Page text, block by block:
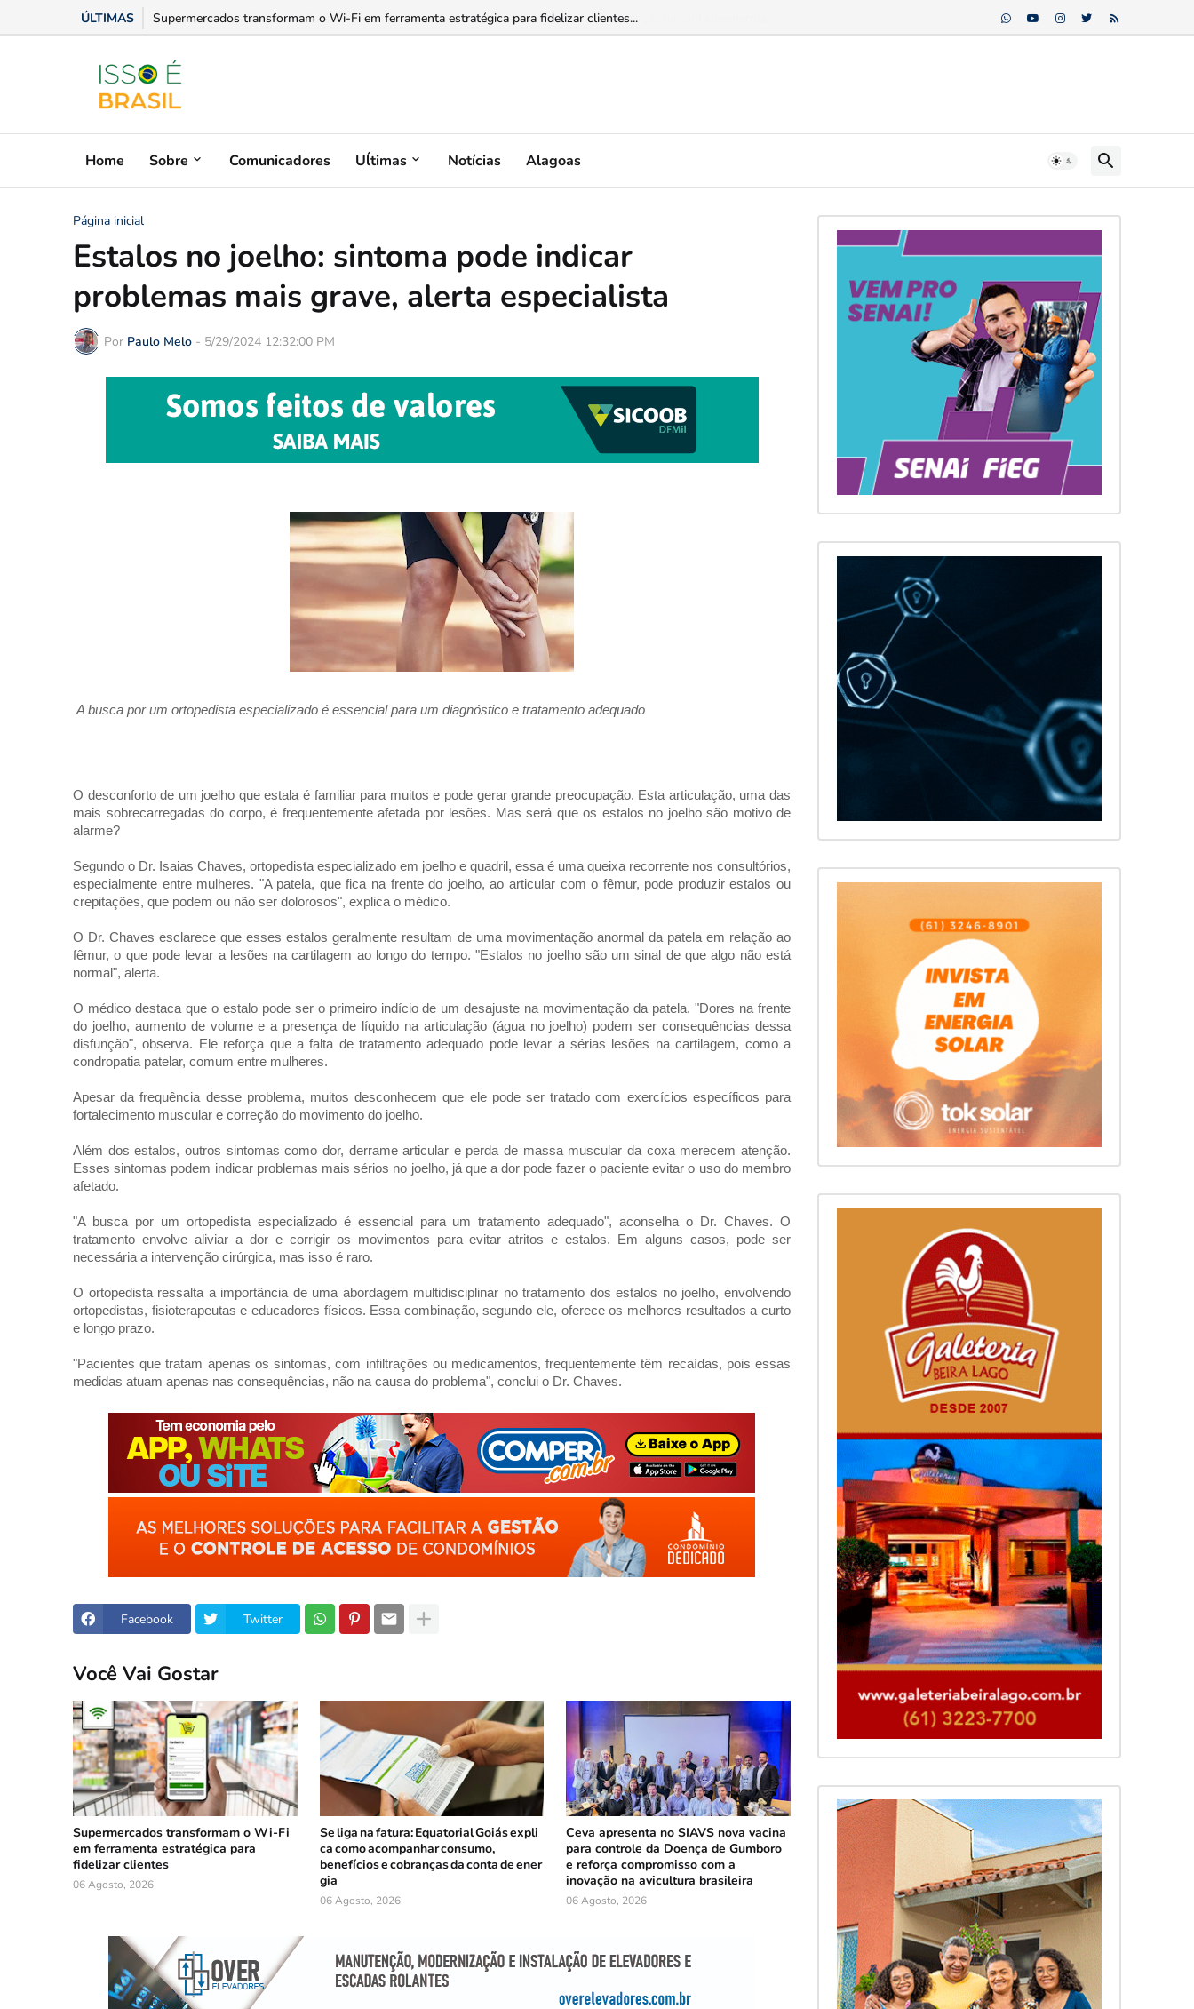
ÚLTIMAS Se liga na fatura: Equatorial Goiás explica como acompanhar consumo, benefícios e cobranças da conta de energia...
Home Sobre Comunicadores Uĺtimas Notícias Alagoas
Página inicial
Estalos no joelho: sintoma pode indicar
problemas mais grave, alerta especialista
Por Paulo Melo - 5/29/2024 12:32:00 PM
A busca por um ortopedista especializado é essencial para um diagnóstico e tratamento adequado
O desconforto de um joelho que estala é familiar para muitos e pode gerar grande preocupação. Esta articulação, uma das
mais sobrecarregadas do corpo, é frequentemente afetada por lesões. Mas será que os estalos no joelho são motivo de
alarme?
Segundo o Dr. Isaias Chaves, ortopedista especializado em joelho e quadril, essa é uma queixa recorrente nos consultórios,
especialmente entre mulheres. "A patela, que fica na frente do joelho, ao articular com o fêmur, pode produzir estalos ou
crepitações, que podem ou não ser dolorosos", explica o médico.
O Dr. Chaves esclarece que esses estalos geralmente resultam de uma movimentação anormal da patela em relação ao
fêmur, o que pode levar a lesões na cartilagem ao longo do tempo. "Estalos no joelho são um sinal de que algo não está
normal", alerta.
O médico destaca que o estalo pode ser o primeiro indício de um desajuste na movimentação da patela. "Dores na frente
do joelho, aumento de volume e a presença de líquido na articulação (água no joelho) podem ser consequências dessa
disfunção", observa. Ele reforça que a falta de tratamento adequado pode levar a sérias lesões na cartilagem, como a
condropatia patelar, comum entre mulheres.
Apesar da frequência desse problema, muitos desconhecem que ele pode ser tratado com exercícios específicos para
fortalecimento muscular e correção do movimento do joelho.
Além dos estalos, outros sintomas como dor, derrame articular e perda de massa muscular da coxa merecem atenção.
Esses sintomas podem indicar problemas mais sérios no joelho, já que a dor pode fazer o paciente evitar o uso do membro
afetado.
"A busca por um ortopedista especializado é essencial para um tratamento adequado", aconselha o Dr. Chaves. O
tratamento envolve aliviar a dor e corrigir os movimentos para evitar atritos e estalos. Em alguns casos, pode ser
necessária a intervenção cirúrgica, mas isso é raro.
O ortopedista ressalta a importância de uma abordagem multidisciplinar no tratamento dos estalos no joelho, envolvendo
ortopedistas, fisioterapeutas e educadores físicos. Essa combinação, segundo ele, oferece os melhores resultados a curto
e longo prazo.
"Pacientes que tratam apenas os sintomas, com infiltrações ou medicamentos, frequentemente têm recaídas, pois essas
medidas atuam apenas nas consequências, não na causa do problema", conclui o Dr. Chaves.
Facebook Twitter
Você Vai Gostar
Supermercados transformam o Wi-Fi
em ferramenta estratégica para
fidelizar clientes
06 Agosto, 2026
Se liga na fatura: Equatorial Goiás expli
ca como acompanhar consumo,
benefícios e cobranças da conta de ener
gia
06 Agosto, 2026
Ceva apresenta no SIAVS nova vacina
para controle da Doença de Gumboro
e reforça compromisso com a
inovação na avicultura brasileira
06 Agosto, 2026